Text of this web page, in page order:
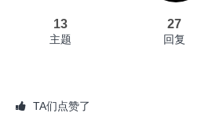
13
主题
27
回复
TA们点赞了